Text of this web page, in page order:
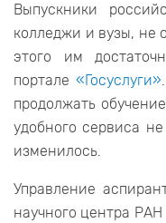
Выпускники
колледжи и вузы, не
этого им
портале«Госуслуги»
продолжать
удобного сервиса
изменилось.
Управление
научного центра РАН